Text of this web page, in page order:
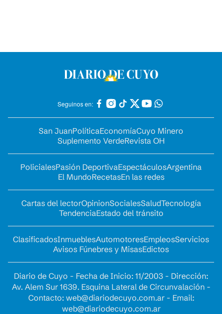
Seguinos en:
San JuanPolíticaEconomíaCuyo Minero
Suplemento VerdeRevista OH
PolicialesPasión DeportivaEspectáculosArgentina
El MundoRecetasEn las redes
Cartas del lectorOpinionSocialesSaludTecnología
TendenciaEstado del tránsito
ClasificadosInmueblesAutomotoresEmpleosServicios
Avisos Fúnebres y MisasEdictos
Diario de Cuyo - Fecha de Inicio: 11/2003 - Dirección:
Av. Alem Sur 1639. Esquina Lateral de Circunvalación -
Contacto: web@diariodecuyo.com.ar- Email:
web@diariodecuyo.com.ar